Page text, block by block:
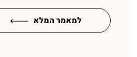
למאמר המלא